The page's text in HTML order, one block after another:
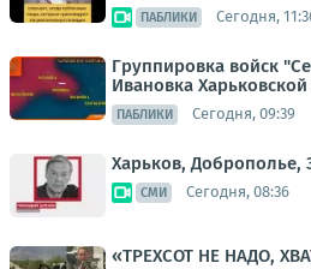
ПАБЛИКИ Сегодня,
Группировка войск
Ивановка
ПАБЛИКИ Сегодня, 09:39
Харьков, Доброполье,
СМИ Сегодня, 08:36
«ТРЕХСОТ НЕ НАДО,